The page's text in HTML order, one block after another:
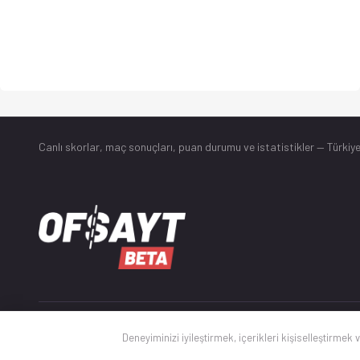
Canlı skorlar, maç sonuçları, puan durumu ve istatistikler —
Deneyiminizi iyileştirmek, içerikleri kişiselleştirmek